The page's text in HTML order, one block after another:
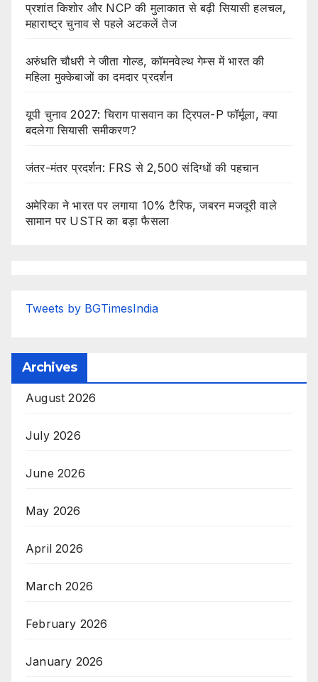
प्रशांत किशोर और NCP की मुलाकात से बढ़ी सियासी हलचल,
महाराष्ट्र चुनाव से पहले अटकलें तेज
अरुंधति चौधरी ने जीता गोल्ड, कॉमनवेल्थ गेम्स में भारत की
महिला मुक्केबाजों का दमदार प्रदर्शन
यूपी चुनाव 2027: चिराग पासवान का ट्रिपल-P फॉर्मूला, क्या
बदलेगा सियासी समीकरण?
जंतर-मंतर प्रदर्शन: FRS से 2,500 संदिग्धों की पहचान
अमेरिका ने भारत पर लगाया 10% टैरिफ, जबरन मजदूरी वाले
सामान पर USTR का बड़ा फैसला
Tweets by BGTimesIndia
Archives
August 2026
July 2026
June 2026
May 2026
April 2026
March 2026
February 2026
January 2026